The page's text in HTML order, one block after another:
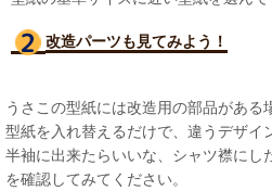
改造パーツも見てみよう！
うさこの型紙には改造用の部品がある
型紙を入れ替えるだけで、違うデザイ
半袖に出来たらいいな、シャツ襟にし
を確認してみてください。